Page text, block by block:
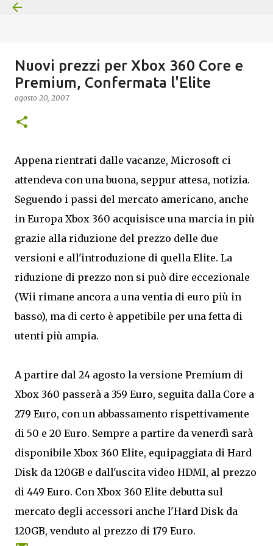
Nuovi prezzi per Xbox 360 Core e
Premium, Confermata l'Elite
agosto 20, 2007
Appena rientrati dalle vacanze, Microsoft ci
attendeva con una buona, seppur attesa, notizia.
Seguendo i passi del mercato americano, anche
in Europa Xbox 360 acquisisce una marcia in più
grazie alla riduzione del prezzo delle due
versioni e all'introduzione di quella Elite. La
riduzione di prezzo non si può dire eccezionale
(Wii rimane ancora a una ventia di euro più in
basso), ma di certo è appetibile per una fetta di
utenti più ampia.
A partire dal 24 agosto la versione Premium di
Xbox 360 passerà a 359 Euro, seguita dalla Core a
279 Euro, con un abbassamento rispettivamente
di 50 e 20 Euro. Sempre a partire da venerdì sarà
disponibile Xbox 360 Elite, equipaggiata di Hard
Disk da 120GB e dall'uscita video HDMI, al prezzo
di 449 Euro. Con Xbox 360 Elite debutta sul
mercato degli accessori anche l'Hard Disk da
120GB, venduto al prezzo di 179 Euro.